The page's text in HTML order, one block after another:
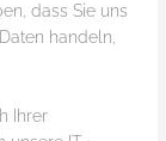
dass Sie uns
handeln,
Ihrer